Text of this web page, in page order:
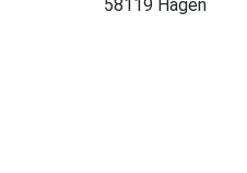
58119 Hagen